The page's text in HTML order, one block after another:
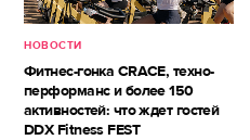
НОВОСТИ
Фитнес-гонка CRACE, техно-
перформанс и более 150
активностей: что ждет гостей
DDX Fitness FEST